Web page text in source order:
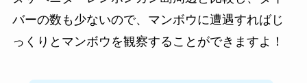
バーの数も少ないので、マンボウに遭遇すればじ
っくりとマンボウを観察することができますよ！